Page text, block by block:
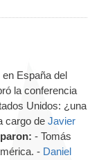
España del
la conferencia
Unidos: ¿una
cargo de Javier
- Tomás
- Daniel